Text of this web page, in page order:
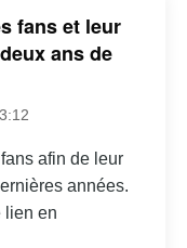
fans et leur
ans de
afin de leur
années.
lien en